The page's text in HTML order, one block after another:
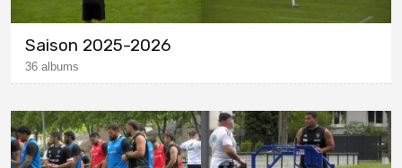
Saison 2025-2026
36 albums